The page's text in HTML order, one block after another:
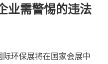
业需警惕的违法
环保展将在国家会展中